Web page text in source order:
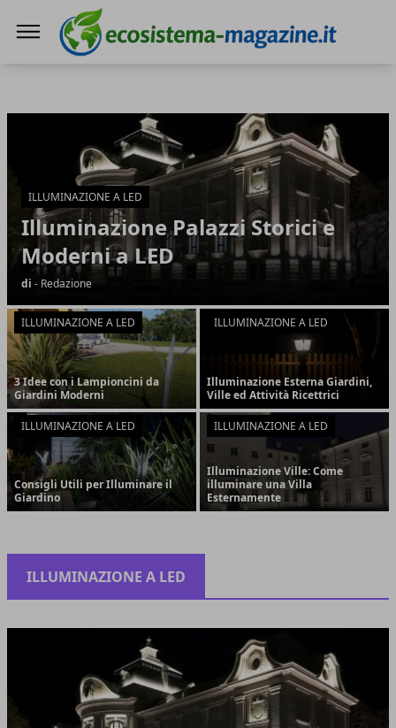
ILLUMINAZIONE A LED
Illuminazione Palazzi Storici e
Moderni a LED
di - Redazione
ILLUMINAZIONE A LED
3 Idee con i Lampioncini da
Giardini Moderni
ILLUMINAZIONE A LED
Illuminazione Esterna Giardini,
Ville ed Attività Ricettrici
ILLUMINAZIONE A LED
Consigli Utili per Illuminare il
Giardino
ILLUMINAZIONE A LED
Illuminazione Ville: Come
illuminare una Villa
Esternamente
ILLUMINAZIONE A LED